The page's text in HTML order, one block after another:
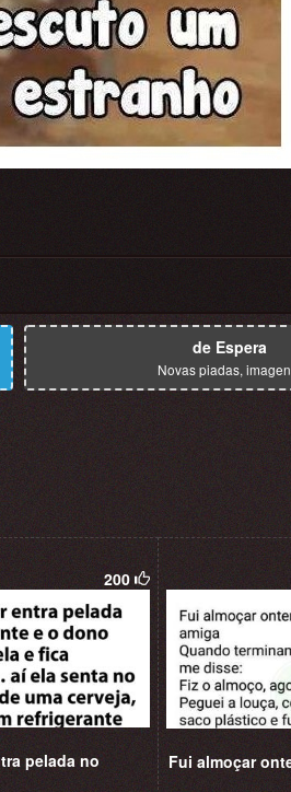
de Espera
Novas piadas,
200
pelada no
Fui almoçar